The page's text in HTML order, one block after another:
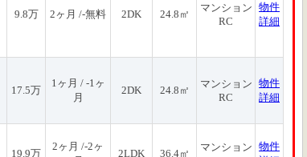
9.8万 2ヶ月 /-無料 2DK 24.8㎡
マンション
RC
物件
詳細
17.5万
1ヶ月 / -1ヶ
月
2DK 24.8㎡
マンション
RC
物件
詳細
19.9万
2ヶ月 /-2ヶ
2LDK 36.4㎡
マンション 物件